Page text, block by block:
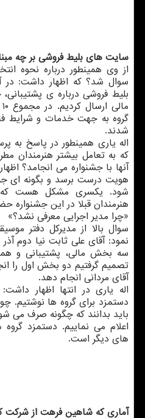
سایت های بلیط فروشی بر چه
از وی همینطور درباره نحوه
سوال شد؟ كه اظهار داشت: در
بلیط فروشی درباره ی
گروه به جهت خدمات و شرایط
شدند.
اله یاری همینطور در پاسخ به
كه به تعامل بیشتر هنرمندان
آنها با جشنواره می انجامد؟
هویت درست برسد و بگونه ای
شود. یكسری مشكل هست
هنرمندان قبلا در این جشنواره
«چرا مدیر اجرایی معرفی نشد؟»
سوال بالا از مدیركل دفتر
نمود: آقای علی ثابت نیا دوم
سه بخش مالی، پشتیبانی و
تصمیم گرفتیم دو بخش اول را
آقای مردانی انجام دهد.
اله یاری در انتها اظهار
دستمزد برای گروه ها نوشتیم.
باید بدانند كه چگونه صرف می
اعلام می نماییم. دستمزد
های دیگر است.
آماری كه شاهین فرهت از شركت